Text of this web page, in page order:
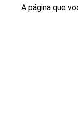
A página que